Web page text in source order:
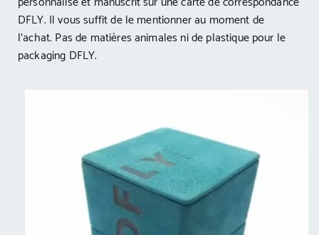
DFLY. Il vous suffit de le mentionner au moment de
l’achat. Pas de matières animales ni de plastique pour le
packaging DFLY.